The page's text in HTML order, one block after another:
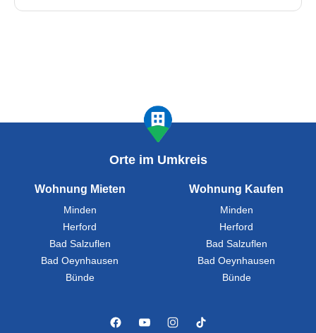
Orte im Umkreis
Wohnung Mieten
Minden
Herford
Bad Salzuflen
Bad Oeynhausen
Bünde
Wohnung Kaufen
Minden
Herford
Bad Salzuflen
Bad Oeynhausen
Bünde